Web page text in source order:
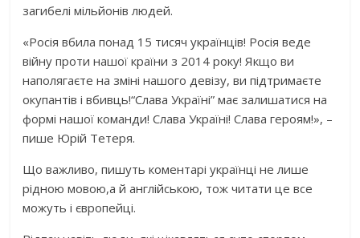
загибелі мільйонів людей.
«Росія вбила понад 15 тисяч українців! Росія веде
війну проти нашої країни з 2014 року! Якщо ви
наполягаєте на зміні нашого девізу, ви підтримаєте
окупантів і вбивць!“Слава Україні” має залишатися на
формі нашої команди! Слава Україні! Слава героям!», –
пише Юрій Тетеря.
Що важливо, пишуть коментарі українці не лише
рідною мовою,а й англійською, тож читати це все
можуть і європейці.